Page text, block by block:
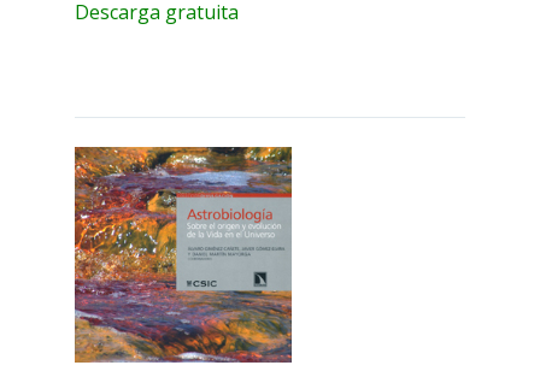
Descarga gratuita